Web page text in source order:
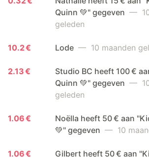
Quinn 💚" gegeven — 10
geleden
10.2 € Lode — 10 maanden
2.13 €
Studio BC heeft 100 €
Quinn 💚" gegeven — 10
geleden
1.06 €
Noëlla heeft 50 € aan
💚" gegeven — 10
1.06 €
Gilbert heeft 50 € aan